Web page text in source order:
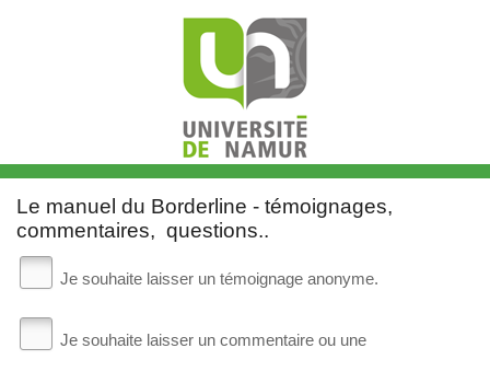
Le manuel du Borderline - témoignages,
commentaires, questions..
Je souhaite laisser un témoignage anonyme.
Je souhaite laisser un commentaire ou une